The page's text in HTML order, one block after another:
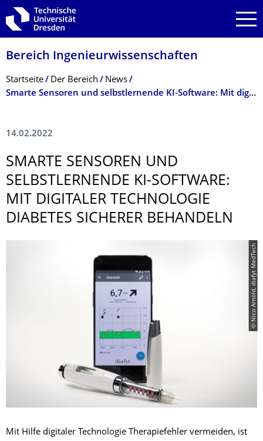
Zur Hauptnavigation springen
Zur Suche springen
Zum Inhalt springen
Bereich Ingenieur­wissen­schaften
Breadcrumb-Menü
Startseite Der Bereich
News
Smarte Sensoren und selbstlernende KI-Software: Mit digitaler Technologie Diabetes sicherer behandeln
14.02.2022
SMARTE SENSOREN UND
SELBSTLERNENDE KI-SOFTWARE:
MIT DIGITALER TECHNOLOGIE
DIABETES SICHERER BEHANDELN
© Nico Arnold, diafyt MedTech
Mit Hilfe digitaler Technologie Therapiefehler vermeiden, ist